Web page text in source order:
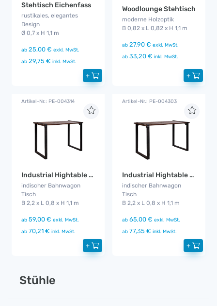
Stehtisch Eichenfass
rustikales, elegantes
Design
Ø 0,7 x H 1,1 m
ab 25,00 € exkl. MwSt.
ab 29,75 € inkl. MwSt.
+
Woodlounge Stehtisch
moderne Holzoptik
B 0,82 x L 0,82 x H 1,1 m
ab 27,90 € exkl. MwSt.
ab 33,20 € inkl. MwSt.
+
Artikel-Nr.: PE-004314
Industrial Hightable 1,8 m
indischer Bahnwagon
Tisch
B 2,2 x L 0,8 x H 1,1 m
ab 59,00 € exkl. MwSt.
ab 70,21 € inkl. MwSt.
+
Artikel-Nr.: PE-004303
Industrial Hightable 2,2 m
indischer Bahnwagon
Tisch
B 2,2 x L 0,8 x H 1,1 m
ab 65,00 € exkl. MwSt.
ab 77,35 € inkl. MwSt.
+
Stühle